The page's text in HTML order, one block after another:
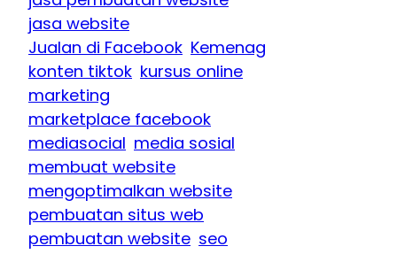
jasa website
Jualan di Facebook Kemenag
konten tiktok kursus online
marketing
marketplace facebook
mediasocial media sosial
membuat website
mengoptimalkan website
pembuatan situs web
pembuatan website seo